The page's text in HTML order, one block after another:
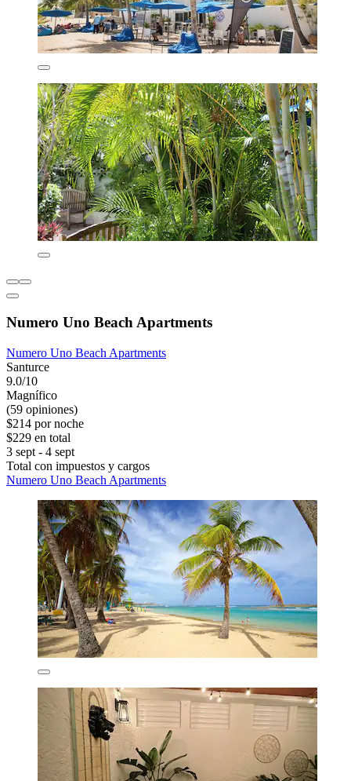
Numero Uno Beach Apartments
Numero Uno Beach Apartments
Santurce
9.0/10
Magnífico
(59 opiniones)
$214 por noche
$229 en total
3 sept - 4 sept
Total con impuestos y cargos
Numero Uno Beach Apartments